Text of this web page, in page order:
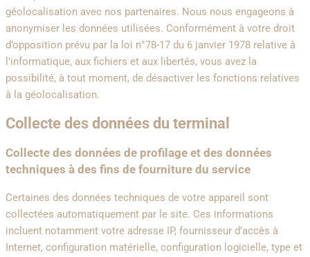
géolocalisation avec nos partenaires. Nous nous engageons à
anonymiser les données utilisées. Conformément à votre droit
d’opposition prévu par la loi n°78-17 du 6 janvier 1978 relative à
l’informatique, aux fichiers et aux libertés, vous avez la
possibilité, à tout moment, de désactiver les fonctions relatives
à la géolocalisation.
Collecte des données du terminal
Collecte des données de profilage et des données
techniques à des fins de fourniture du service
Certaines des données techniques de votre appareil sont
collectées automatiquement par le site. Ces informations
incluent notamment votre adresse IP, fournisseur d’accès à
Internet, configuration matérielle, configuration logicielle, type et